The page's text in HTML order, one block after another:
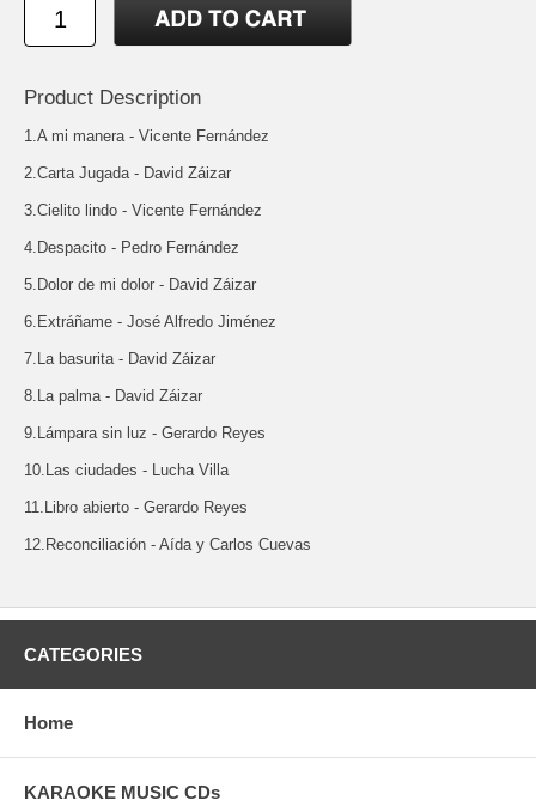
Product Description
1.A mi manera - Vicente Fernández
2.Carta Jugada - David Záizar
3.Cielito lindo - Vicente Fernández
4.Despacito - Pedro Fernández
5.Dolor de mi dolor - David Záizar
6.Extráñame - José Alfredo Jiménez
7.La basurita - David Záizar
8.La palma - David Záizar
9.Lámpara sin luz - Gerardo Reyes
10.Las ciudades - Lucha Villa
11.Libro abierto - Gerardo Reyes
12.Reconciliación - Aída y Carlos Cuevas
CATEGORIES
Home
KARAOKE MUSIC CDs